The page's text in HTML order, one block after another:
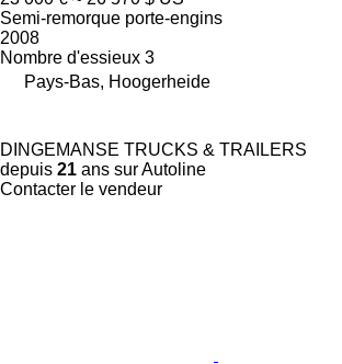
Semi-remorque porte-engins
2008
Nombre d'essieux 3
Pays-Bas, Hoogerheide
DINGEMANSE TRUCKS & TRAILERS
depuis 21 ans sur Autoline
Contacter le vendeur